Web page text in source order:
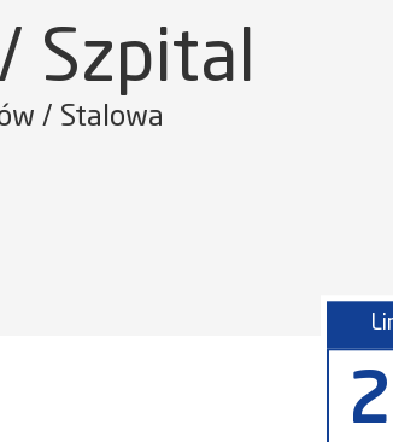
Szpital
/ Stalowa